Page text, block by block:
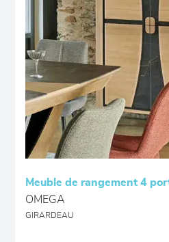
Meuble de rangement 4
OMEGA
GIRARDEAU